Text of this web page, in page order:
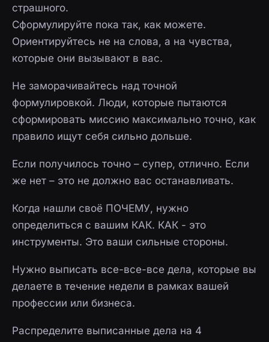
страшного.
Сформулируйте пока так, как можете.
Ориентируйтесь не на слова, а на чувства,
которые они вызывают в вас.
Не заморачивайтесь над точной
формулировкой. Люди, которые пытаются
сформировать миссию максимально точно, как
правило ищут себя сильно дольше.
Если получилось точно – супер, отлично. Если
же нет – это не должно вас останавливать.
Когда нашли своё ПОЧЕМУ, нужно
определиться с вашим КАК. КАК - это
инструменты. Это ваши сильные стороны.
Нужно выписать все-все-все дела, которые вы
делаете в течение недели в рамках вашей
профессии или бизнеса.
Распределите выписанные дела на 4